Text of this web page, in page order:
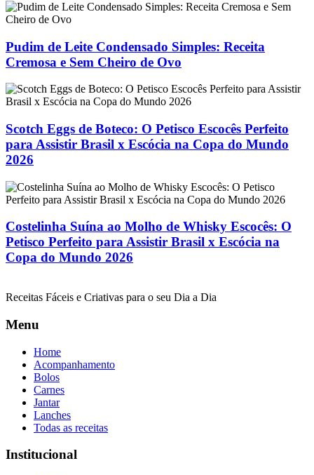
Pudim de Leite Condensado Simples: Receita
Cremosa e Sem Cheiro de Ovo
Scotch Eggs de Boteco: O Petisco Escocês Perfeito
para Assistir Brasil x Escócia na Copa do Mundo
2026
Costelinha Suína ao Molho de Whisky Escocês: O
Petisco Perfeito para Assistir Brasil x Escócia na
Copa do Mundo 2026
Receitas Fáceis e Criativas para o seu Dia a Dia
Menu
Home
Acompanhamento
Bolos
Carnes
Jantar
Lanches
Todas as receitas
Institucional